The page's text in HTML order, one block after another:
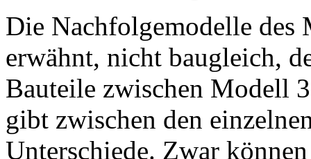
Die Nachfolgemodelle des
erwähnt, nicht baugleich,
Bauteile zwischen Modell
gibt zwischen den
Unterschiede. Zwar